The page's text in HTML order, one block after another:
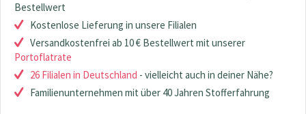
Bestellwert
Kostenlose Lieferung in unsere Filialen
Versandkostenfrei ab 10 € Bestellwert mit unserer
Portoflatrate
26 Filialen in Deutschland - vielleicht auch in deiner Nähe?
Familienunternehmen mit über 40 Jahren Stofferfahrung